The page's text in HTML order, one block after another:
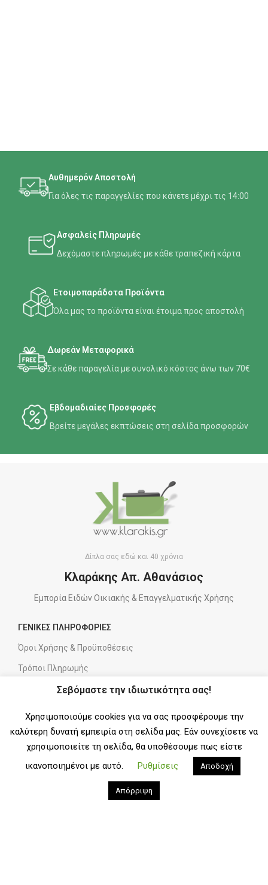
Αυθημερόν Αποστολή
Για όλες τις παραγγελίες που κάνετε μέχρι τις 14:00
Ασφαλείς Πληρωμές
Δεχόμαστε πληρωμές με κάθε τραπεζική κάρτα
Ετοιμοπαράδοτα Προϊόντα
Όλα μας το προϊόντα είναι έτοιμα προς αποστολή
Δωρεάν Μεταφορικά
Σε κάθε παραγελία με συνολικό κόστος άνω των 70€
Εβδομαδιαίες Προσφορές
Βρείτε μεγάλες εκπτώσεις στη σελίδα προσφορών
Δίπλα σας εδώ και 40 χρόνια
Κλαράκης Απ. Αθανάσιος
Εμπορία Ειδών Οικιακής & Επαγγελματικής Χρήσης
ΓΕΝΙΚΕΣ ΠΛΗΡΟΦΟΡΙΕΣ
Όροι Χρήσης & Προϋποθέσεις
Τρόποι Πληρωμής
Τρόποι Αποστολής
Πολιτική Απορρήτου & Cookies
Σεβόμαστε την ιδιωτικότητα σας!
Χρησιμοποιούμε cookies για να σας προσφέρουμε την
καλύτερη δυνατή εμπειρία στη σελίδα μας. Εάν συνεχίσετε να
χρησιμοποιείτε τη σελίδα, θα υποθέσουμε πως είστε
ικανοποιημένοι με αυτό.
Ρυθμίσεις Αποδοχή
Απόρριψη